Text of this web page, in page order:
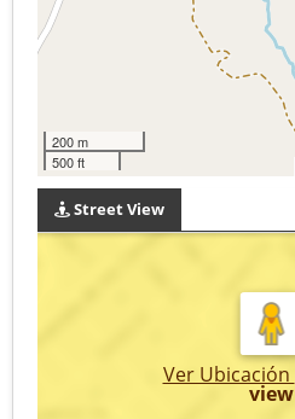
200 m
500 ft
Street View
Ver Ubicación
view